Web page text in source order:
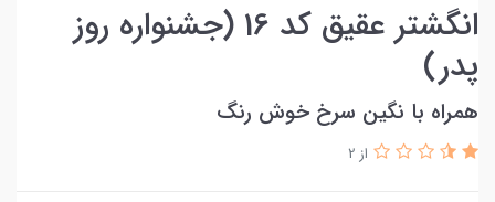
انگشتر عقیق کد 16 (جشنواره روز
پدر)
همراه با نگین سرخ خوش رنگ
از 2